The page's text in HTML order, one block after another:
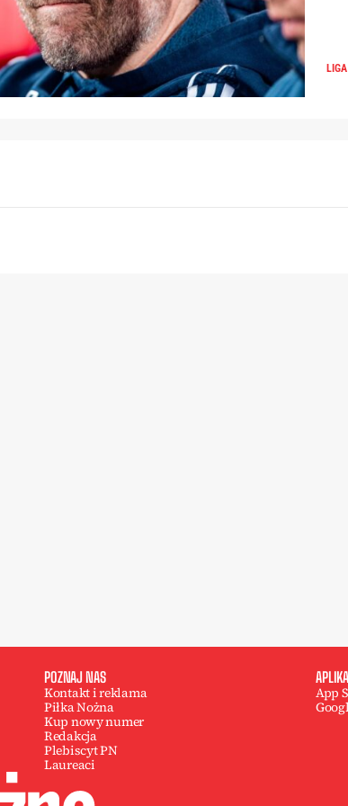
POZNAJ NAS
Kontakt i reklama
Piłka Nożna
Kup nowy numer
Redakcja
Plebiscyt PN
Laureaci
App